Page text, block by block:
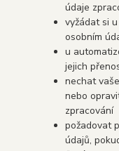
údaje
vyžádat si
osobním
u
jejich
nechat
nebo
zpracování
požadovat
údajů,